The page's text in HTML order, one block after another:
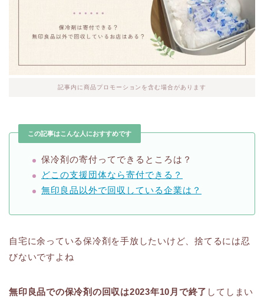
記事内に商品プロモーションを含む場合があります
この記事はこんな人におすすめです
保冷剤の寄付ってできるところは？
どこの支援団体なら寄付できる？
無印良品以外で回収している企業は？
自宅に余っている保冷剤を手放したいけど、捨てるには忍
びないですよね
無印良品での保冷剤の回収は2023年10月で終了 してしまい